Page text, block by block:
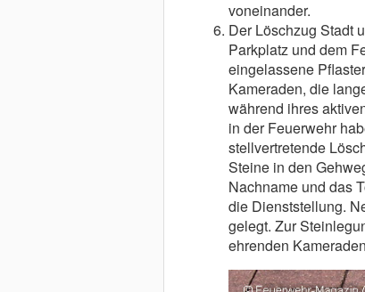
voneinander.
Der Löschzug Stadt
Parkplatz und dem
eingelassene
Kameraden, die
während ihres
in der Feuerwehr
stellvertretende
Steine in den
Nachname und das
die Dienststellung.
gelegt. Zur
ehrenden